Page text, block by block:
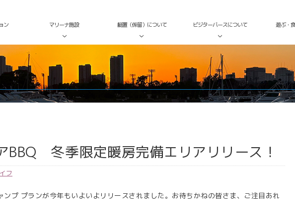
ン マリーナ施設 艇置（係留）について ビジターバースについて 遊ぶ・
完備エリアリリース！
BBQ 冬季限定暖房完備エリアリリース！
フ
プ プランが今年もいよいよリリースされました。お待ちかねの皆さま、ご注目あれ